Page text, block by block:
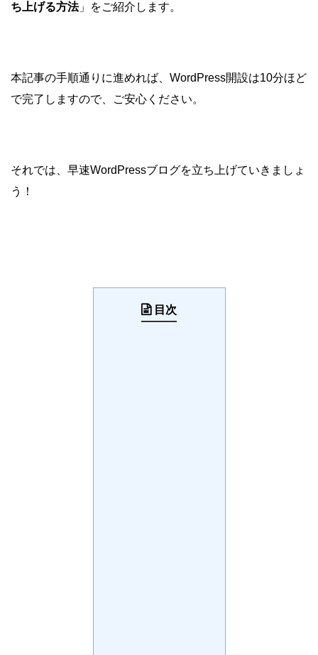
ち上げる方法」をご紹介します。
本記事の手順通りに進めれば、WordPress開設は10分ほど
で完了しますので、ご安心ください。
それでは、早速WordPressブログを立ち上げていきましょ
う！
目次